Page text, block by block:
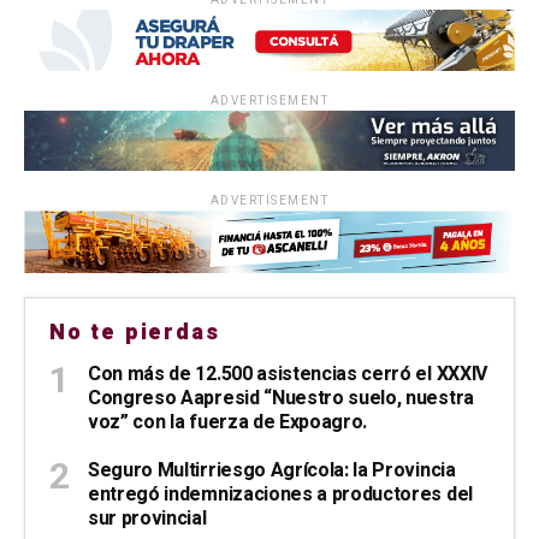
ADVERTISEMENT
ADVERTISEMENT
No te pierdas
Con más de 12.500 asistencias cerró el XXXIV
Congreso Aapresid “Nuestro suelo, nuestra
voz” con la fuerza de Expoagro.
Seguro Multirriesgo Agrícola: la Provincia
entregó indemnizaciones a productores del
sur provincial